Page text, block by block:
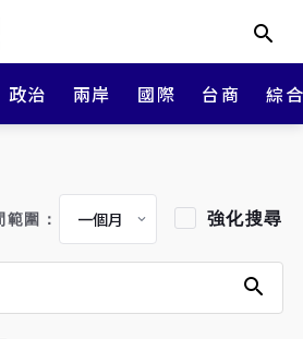
政治 兩岸 國際 台商 綜
範圍： 強化搜尋